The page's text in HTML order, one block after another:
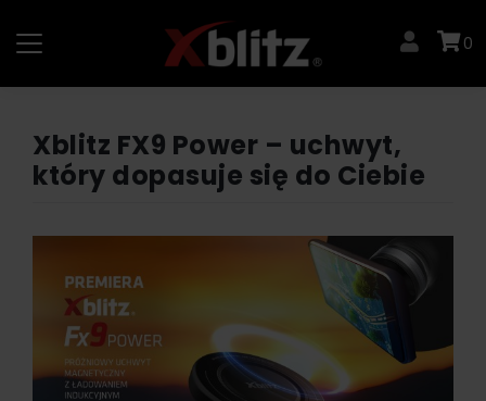
content
0
Xblitz FX9 Power – uchwyt,
który dopasuje się do Ciebie